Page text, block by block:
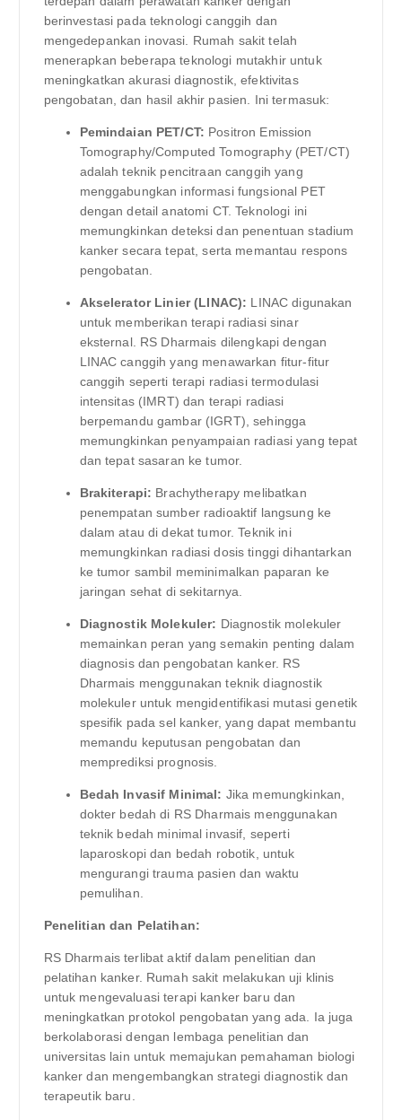
berinvestasi pada teknologi canggih dan
mengedepankan inovasi. Rumah sakit telah
menerapkan beberapa teknologi mutakhir untuk
meningkatkan akurasi diagnostik, efektivitas
pengobatan, dan hasil akhir pasien. Ini termasuk:
Pemindaian PET/CT: Positron Emission
Tomography/Computed Tomography (PET/CT)
adalah teknik pencitraan canggih yang
menggabungkan informasi fungsional PET
dengan detail anatomi CT. Teknologi ini
memungkinkan deteksi dan penentuan stadium
kanker secara tepat, serta memantau respons
pengobatan.
Akselerator Linier (LINAC): LINAC digunakan
untuk memberikan terapi radiasi sinar
eksternal. RS Dharmais dilengkapi dengan
LINAC canggih yang menawarkan fitur-fitur
canggih seperti terapi radiasi termodulasi
intensitas (IMRT) dan terapi radiasi
berpemandu gambar (IGRT), sehingga
memungkinkan penyampaian radiasi yang tepat
dan tepat sasaran ke tumor.
Brakiterapi: Brachytherapy melibatkan
penempatan sumber radioaktif langsung ke
dalam atau di dekat tumor. Teknik ini
memungkinkan radiasi dosis tinggi dihantarkan
ke tumor sambil meminimalkan paparan ke
jaringan sehat di sekitarnya.
Diagnostik Molekuler: Diagnostik molekuler
memainkan peran yang semakin penting dalam
diagnosis dan pengobatan kanker. RS
Dharmais menggunakan teknik diagnostik
molekuler untuk mengidentifikasi mutasi genetik
spesifik pada sel kanker, yang dapat membantu
memandu keputusan pengobatan dan
memprediksi prognosis.
Bedah Invasif Minimal: Jika memungkinkan,
dokter bedah di RS Dharmais menggunakan
teknik bedah minimal invasif, seperti
laparoskopi dan bedah robotik, untuk
mengurangi trauma pasien dan waktu
pemulihan.
Penelitian dan Pelatihan:
RS Dharmais terlibat aktif dalam penelitian dan
pelatihan kanker. Rumah sakit melakukan uji klinis
untuk mengevaluasi terapi kanker baru dan
meningkatkan protokol pengobatan yang ada. Ia juga
berkolaborasi dengan lembaga penelitian dan
universitas lain untuk memajukan pemahaman biologi
kanker dan mengembangkan strategi diagnostik dan
terapeutik baru.